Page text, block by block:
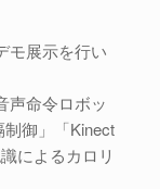
モ展示を行い
声命令ロボッ
制御」「Kinect
によるカロリ